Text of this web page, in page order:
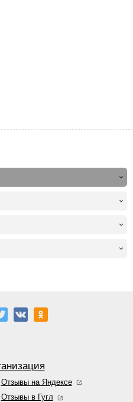
Отзывы на Яндексе
Отзывы в Гугл